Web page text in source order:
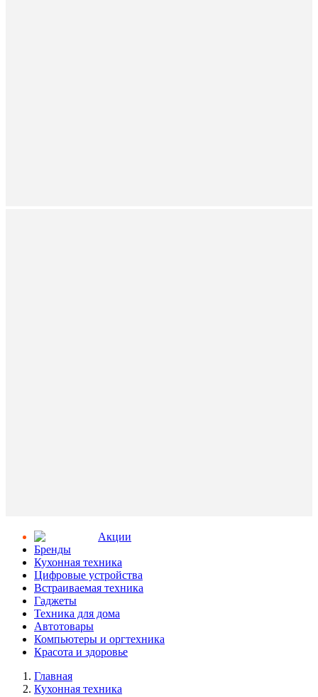
Aкции
Бренды
Кухонная техника
Цифровые устройства
Встраиваемая техника
Гаджеты
Техника для дома
Автотовары
Компьютеры и оргтехника
Красота и здоровье
Главная
Кухонная техника